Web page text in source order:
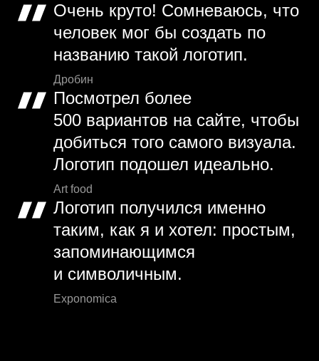
Очень круто! Сомневаюсь, что
человек мог бы создать по
названию такой логотип.
Дробин
Посмотрел более
500 вариантов на сайте, чтобы
добиться того самого визуала.
Логотип подошел идеально.
Art food
Логотип получился именно
таким, как я и хотел: простым,
запоминающимся
и символичным.
Exponomica